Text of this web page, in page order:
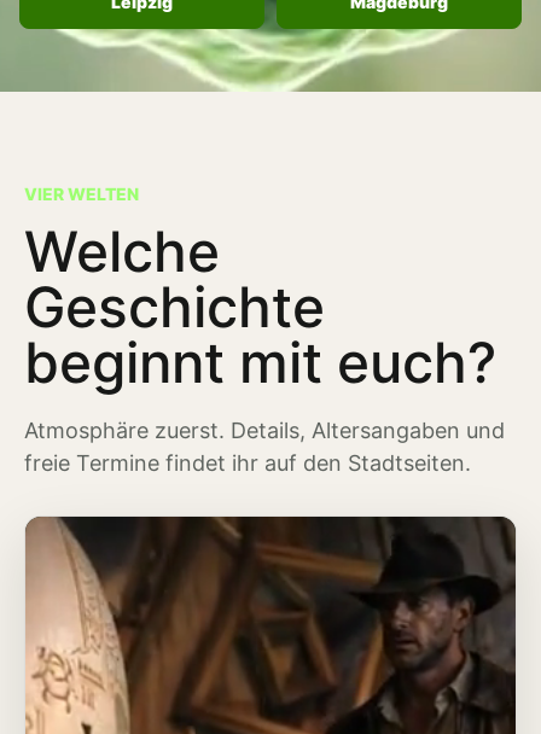
VIER WELTEN
Welche
Geschichte
beginnt mit euch?
Atmosphäre zuerst. Details, Altersangaben und
freie Termine findet ihr auf den Stadtseiten.